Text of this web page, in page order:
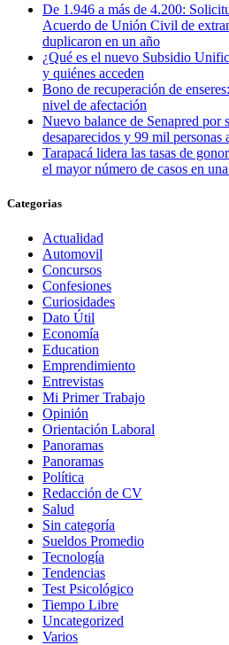
De 1.946 a más de 4.200:
Acuerdo de Unión Civil de
duplicaron en un año
¿Qué es el nuevo Subsidio
y quiénes acceden
Bono de recuperación de
nivel de afectación
Nuevo balance de Senapred por
desaparecidos y 99 mil personas
Tarapacá lidera las tasas de
el mayor número de casos en
Categorias
Actualidad
Automovil
Concursos
Confesiones
Curiosidades
Dato Útil
Economía
Education
Emprendimiento
Entrevistas
Mi Primer Trabajo
Opinión
Orientación Laboral
Panoramas
Panoramas
Política
Redacción de CV
Salud
Sin categoría
Sueldos Promedio
Tecnología
Tendencias
Test Psicológico
Tiempo Libre
Uncategorized
Varios